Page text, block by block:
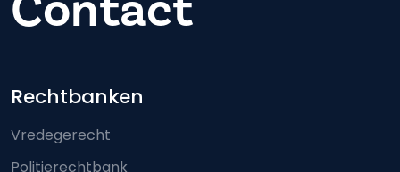
Footer-menu
Rechtbanken
Vredegerecht
Politierechtbank